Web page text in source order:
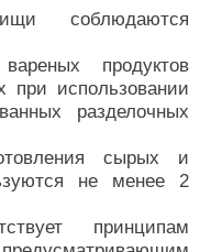
соблюдаются
продуктов
при использовании
разделочных
сырых и
не менее 2
принципам